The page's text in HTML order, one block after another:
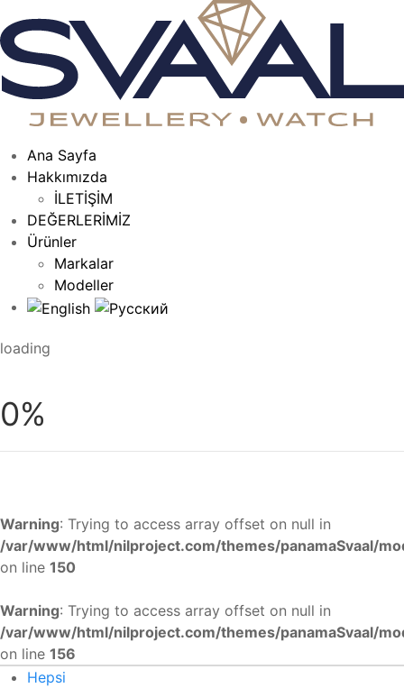
Ana Sayfa
Hakkımızda
İLETİŞİM
DEĞERLERİMİZ
Ürünler
Markalar
Modeller
loading
0%
Warning: Trying to access array offset on null in
/var/www/html/nilproject.com/themes/panamaSvaal/
on line 150
Warning: Trying to access array offset on null in
/var/www/html/nilproject.com/themes/panamaSvaal/
on line 156
Hepsi